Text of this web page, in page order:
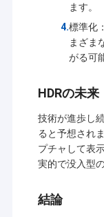
ビデオ
VRショー
企業情報
ます。
標準化
まざま
がる可
HDRの未来
技術が進歩し
ると予想され
プチャして表
実的で没入型
結論
シンセンSinoseen
た。終わる十年の
らのさまざまな
画像処理の解決を
ールスのワンスト
顧客を提供するた
ラ モジュール、VR